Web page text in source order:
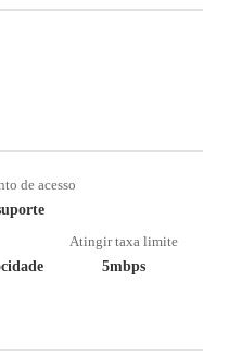
de acesso
Atingir taxa limite
5mbps